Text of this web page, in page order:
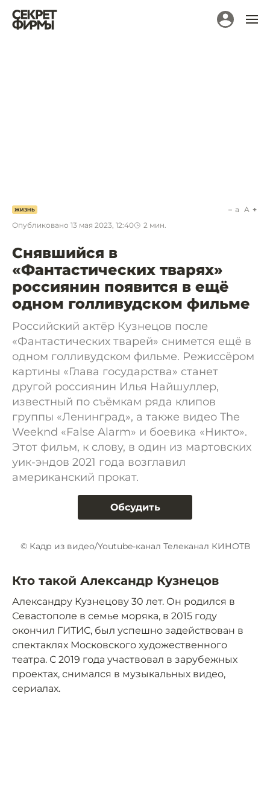
ЖИЗНЬ
Опубликовано 13 мая 2023, 12:40 2 мин.
a A
Снявшийся в
«Фантастических тварях»
россиянин появится в ещё
одном голливудском фильме
Российский актёр Кузнецов после
«Фантастических тварей» снимется ещё в
одном голливудском фильме. Режиссёром
картины «Глава государства» станет
другой россиянин Илья Найшуллер,
известный по съёмкам ряда клипов
группы «Ленинград», а также видео The
Weeknd «False Alarm» и боевика «Никто».
Этот фильм, к слову, в один из мартовских
уик-эндов 2021 года возглавил
американский прокат.
Обсудить
© Кадр из видео/Youtube-канал Телеканал КИНОТВ
Кто такой Александр Кузнецов
Александру Кузнецову 30 лет. Он родился в
Севастополе в семье моряка, в 2015 году
окончил ГИТИС, был успешно задействован в
спектаклях Московского художественного
театра. С 2019 года участвовал в зарубежных
проектах, снимался в музыкальных видео,
сериалах.